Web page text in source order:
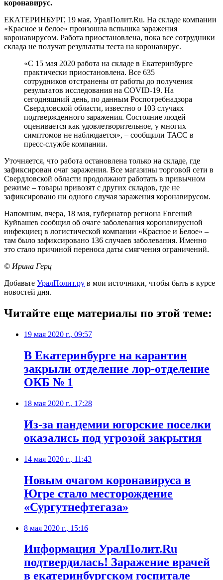
коронавирус.
ЕКАТЕРИНБУРГ, 19 мая, УралПолит.Ru. На складе компании
«Красное и белое» произошла вспышка заражения
коронавирусом. Работа приостановлена, пока все сотрудники
склада не получат результаты теста на коронавирус.
«С 15 мая 2020 работа на складе в Екатеринбурге
практически приостановлена. Все 635
сотрудников отстранены от работы до получения
результатов исследования на COVID-19. На
сегодняшний день, по данным Роспотребнадзора
Свердловской области, известно о 103 случаях
подтвержденного заражения. Состояние людей
оценивается как удовлетворительное, у многих
симптомов не наблюдается», – сообщили ТАСС в
пресс-службе компании.
Уточняется, что работа остановлена только на складе, где
зафиксирован очаг заражения. Все магазины торговой сети в
Свердловской области продолжают работать в привычном
режиме – товары привозят с других складов, где не
зафиксировано ни одного случая заражения коронавирусом.
Напомним, вчера, 18 мая, губернатор региона Евгений
Куйвашев сообщил об очаге заболевания коронавирусной
инфекциец в логистической компании «Красное и Белое» –
там было зафиксировано 136 случаев заболевания. Именно
это стало причиной переноса даты смягчения ограничений.
© Ирина Герц
Добавьте УралПолит.ру в мои источники, чтобы быть в курсе
новостей дня.
Читайте еще материалы по этой теме:
19 мая 2020 г., 09:57
В Екатеринбурге на карантин
закрыли отделение лор-отделение
ОКБ № 1
18 мая 2020 г., 17:28
​Из-за пандемии югорские поселки
оказались под угрозой закрытия
14 мая 2020 г., 11:43
Новым очагом коронавируса в
Югре стало месторождение
«Сургутнефтегаза»
8 мая 2020 г., 15:16
Информация УралПолит.Ru
подтвердилась! Заражение врачей
в екатеринбургском госпитале